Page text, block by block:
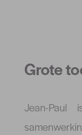
Grote
Jean-